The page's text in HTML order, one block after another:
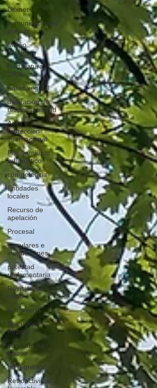
Lexnet
comunicaciones
previas
Medio
ambiente
Red Natura
2000
Salud vegetal
derivación de
responsabilidad
Asilo y
protección
internacional
Planeamiento
urbanístico
competencia
Entidades
locales
Recurso de
apelación
Procesal
Circulares e
instrucciones
potestad
reglamentaria
Revisión de
oficio
extranjería
Ejecución
forzosa
cómputo de
plazos
no regresión
Retroactividad